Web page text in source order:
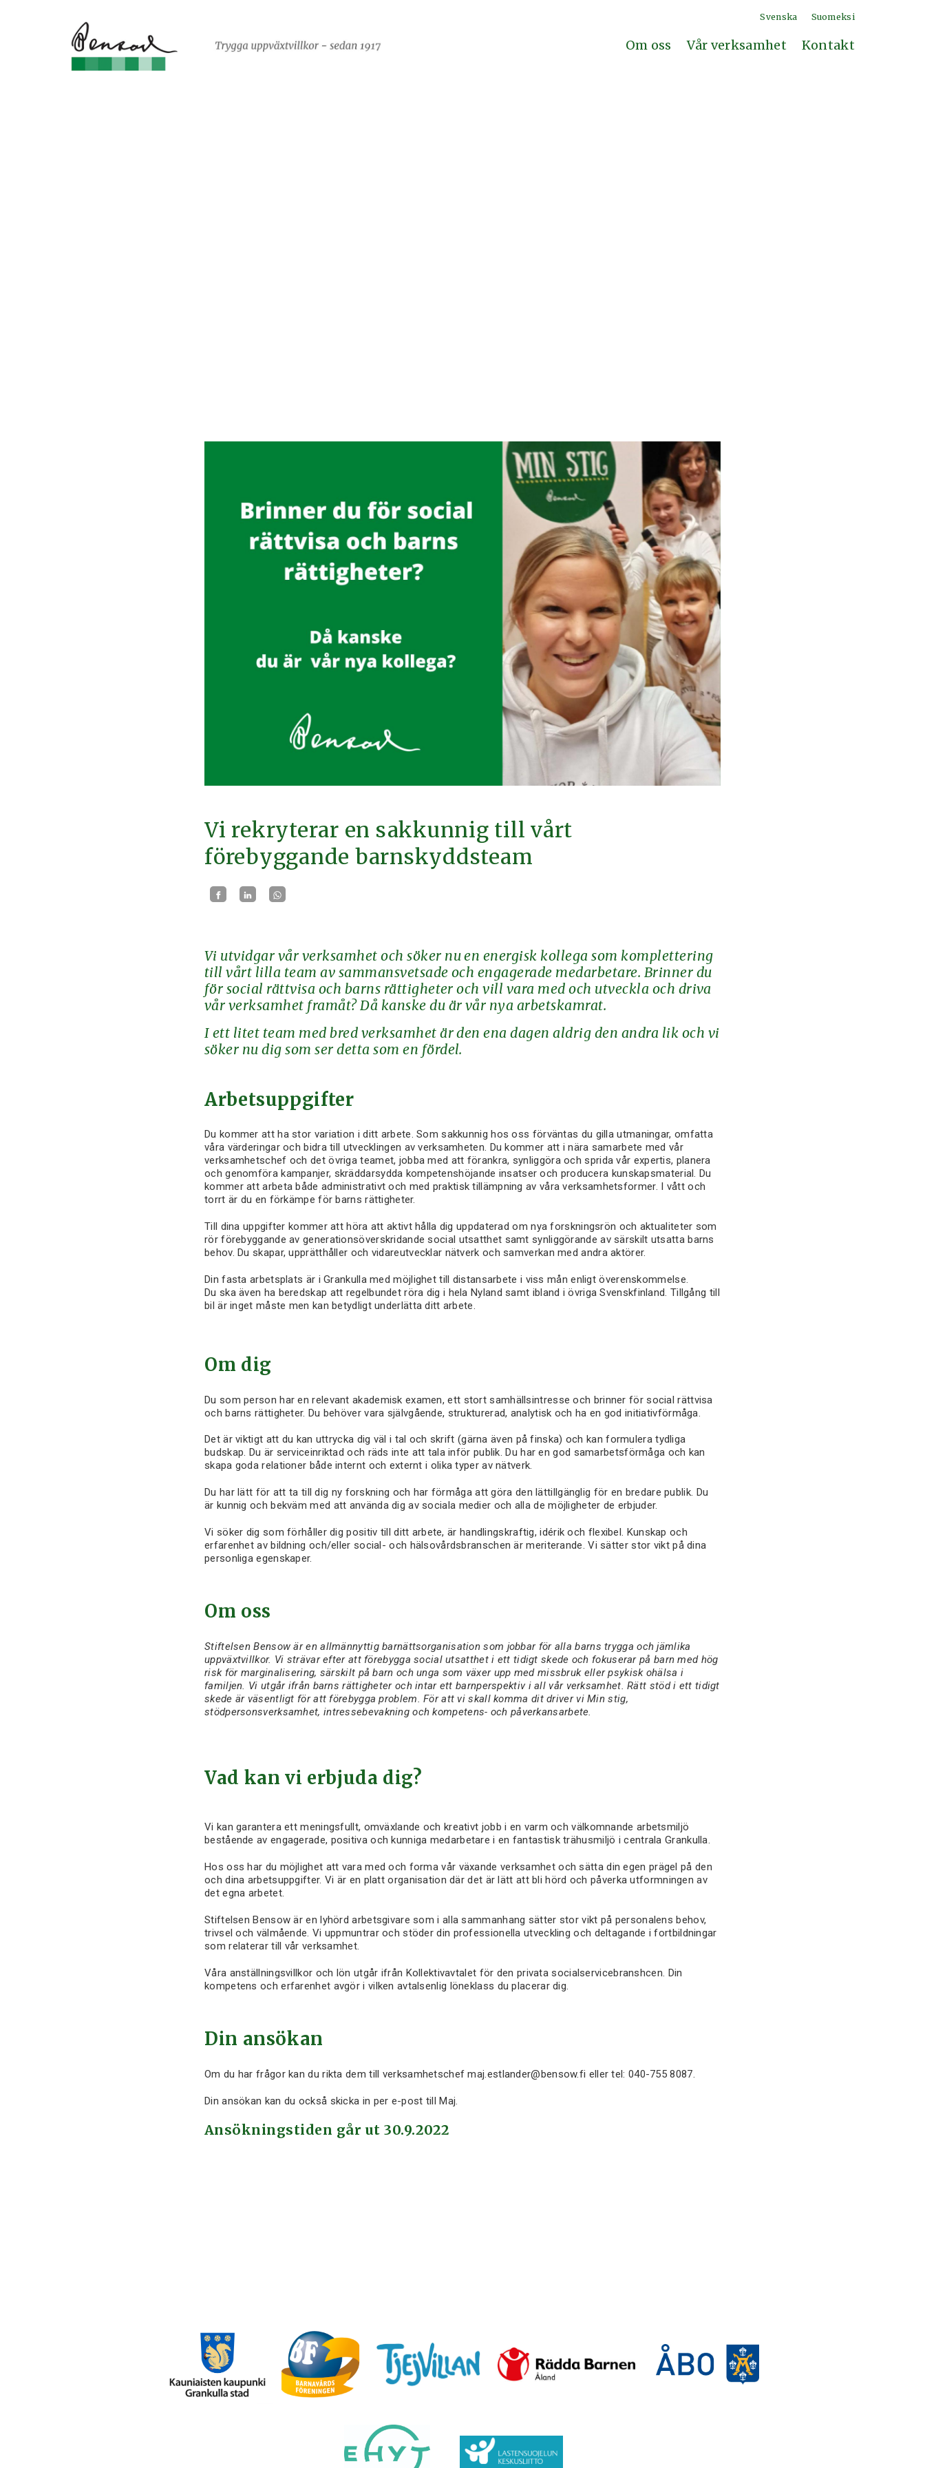
Svenska Suomeksi
Om oss Vår verksamhet Kontakt
Vi rekryterar en sakkunnig till vårt
förebyggande barnskyddsteam
Vi utvidgar vår verksamhet och söker nu en energisk kollega som komplettering
till vårt lilla team av sammansvetsade och engagerade medarbetare. Brinner du
för social rättvisa och barns rättigheter och vill vara med och utveckla och driva
vår verksamhet framåt? Då kanske du är vår nya arbetskamrat.
I ett litet team med bred verksamhet är den ena dagen aldrig den andra lik och vi
söker nu dig som ser detta som en fördel.
Arbetsuppgifter
Du kommer att ha stor variation i ditt arbete. Som sakkunnig hos oss förväntas du gilla utmaningar, omfatta
våra värderingar och bidra till utvecklingen av verksamheten. Du kommer att i nära samarbete med vår
verksamhetschef och det övriga teamet, jobba med att förankra, synliggöra och sprida vår expertis, planera
och genomföra kampanjer, skräddarsydda kompetenshöjande insatser och producera kunskapsmaterial. Du
kommer att arbeta både administrativt och med praktisk tillämpning av våra verksamhetsformer. I vått och
torrt är du en förkämpe för barns rättigheter.
Till dina uppgifter kommer att höra att aktivt hålla dig uppdaterad om nya forskningsrön och aktualiteter som
rör förebyggande av generationsöverskridande social utsatthet samt synliggörande av särskilt utsatta barns
behov. Du skapar, upprätthåller och vidareutvecklar nätverk och samverkan med andra aktörer.
Din fasta arbetsplats är i Grankulla med möjlighet till distansarbete i viss mån enligt överenskommelse.
Du ska även ha beredskap att regelbundet röra dig i hela Nyland samt ibland i övriga Svenskfinland. Tillgång till
bil är inget måste men kan betydligt underlätta ditt arbete.
Om dig
Du som person har en relevant akademisk examen, ett stort samhällsintresse och brinner för social rättvisa
och barns rättigheter. Du behöver vara självgående, strukturerad, analytisk och ha en god initiativförmåga.
Det är viktigt att du kan uttrycka dig väl i tal och skrift (gärna även på finska) och kan formulera tydliga
budskap. Du är serviceinriktad och räds inte att tala inför publik. Du har en god samarbetsförmåga och kan
skapa goda relationer både internt och externt i olika typer av nätverk.
Du har lätt för att ta till dig ny forskning och har förmåga att göra den lättillgänglig för en bredare publik. Du
är kunnig och bekväm med att använda dig av sociala medier och alla de möjligheter de erbjuder.
Vi söker dig som förhåller dig positiv till ditt arbete, är handlingskraftig, idérik och flexibel. Kunskap och
erfarenhet av bildning och/eller social- och hälsovårdsbranschen är meriterande. Vi sätter stor vikt på dina
personliga egenskaper.
Om oss
Stiftelsen Bensow är en allmännyttig barnättsorganisation som jobbar för alla barns trygga och jämlika
uppväxtvillkor. Vi strävar efter att förebygga social utsatthet i ett tidigt skede och fokuserar på barn med hög
risk för marginalisering, särskilt på barn och unga som växer upp med missbruk eller psykisk ohälsa i
familjen. Vi utgår ifrån barns rättigheter och intar ett barnperspektiv i all vår verksamhet. Rätt stöd i ett tidigt
skede är väsentligt för att förebygga problem. För att vi skall komma dit driver vi Min stig,
stödpersonsverksamhet, intressebevakning och kompetens- och påverkansarbete.
Vad kan vi erbjuda dig?
Vi kan garantera ett meningsfullt, omväxlande och kreativt jobb i en varm och välkomnande arbetsmiljö
bestående av engagerade, positiva och kunniga medarbetare i en fantastisk trähusmiljö i centrala Grankulla.
Hos oss har du möjlighet att vara med och forma vår växande verksamhet och sätta din egen prägel på den
och dina arbetsuppgifter. Vi är en platt organisation där det är lätt att bli hörd och påverka utformningen av
det egna arbetet.
Stiftelsen Bensow är en lyhörd arbetsgivare som i alla sammanhang sätter stor vikt på personalens behov,
trivsel och välmående. Vi uppmuntrar och stöder din professionella utveckling och deltagande i fortbildningar
som relaterar till vår verksamhet.
Våra anställningsvillkor och lön utgår ifrån Kollektivavtalet för den privata socialservicebranshcen. Din
kompetens och erfarenhet avgör i vilken avtalsenlig löneklass du placerar dig.
Din ansökan
Om du har frågor kan du rikta dem till verksamhetschef maj.estlander@bensow.fi eller tel: 040-755 8087.
Din ansökan kan du också skicka in per e-post till Maj.
Ansökningstiden går ut 30.9.2022